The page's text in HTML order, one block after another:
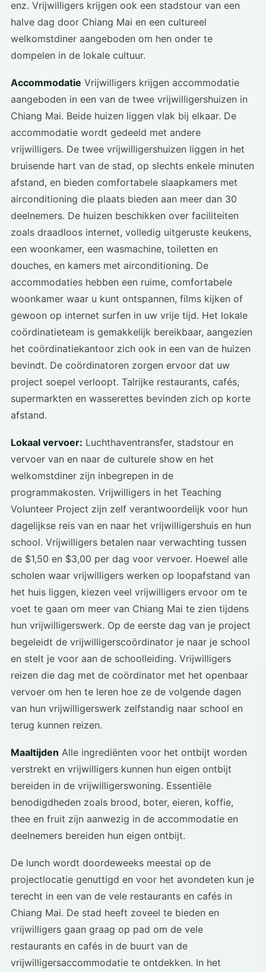
enz. Vrijwilligers krijgen ook een stadstour van een
halve dag door Chiang Mai en een cultureel
welkomstdiner aangeboden om hen onder te
dompelen in de lokale cultuur.
Accommodatie Vrijwilligers krijgen accommodatie
aangeboden in een van de twee vrijwilligershuizen in
Chiang Mai. Beide huizen liggen vlak bij elkaar. De
accommodatie wordt gedeeld met andere
vrijwilligers. De twee vrijwilligershuizen liggen in het
bruisende hart van de stad, op slechts enkele minuten
afstand, en bieden comfortabele slaapkamers met
airconditioning die plaats bieden aan meer dan 30
deelnemers. De huizen beschikken over faciliteiten
zoals draadloos internet, volledig uitgeruste keukens,
een woonkamer, een wasmachine, toiletten en
douches, en kamers met airconditioning. De
accommodaties hebben een ruime, comfortabele
woonkamer waar u kunt ontspannen, films kijken of
gewoon op internet surfen in uw vrije tijd. Het lokale
coördinatieteam is gemakkelijk bereikbaar, aangezien
het coördinatiekantoor zich ook in een van de huizen
bevindt. De coördinatoren zorgen ervoor dat uw
project soepel verloopt. Talrijke restaurants, cafés,
supermarkten en wasserettes bevinden zich op korte
afstand.
Lokaal vervoer: Luchthaventransfer, stadstour en
vervoer van en naar de culturele show en het
welkomstdiner zijn inbegrepen in de
programmakosten. Vrijwilligers in het Teaching
Volunteer Project zijn zelf verantwoordelijk voor hun
dagelijkse reis van en naar het vrijwilligershuis en hun
school. Vrijwilligers betalen naar verwachting tussen
de $1,50 en $3,00 per dag voor vervoer. Hoewel alle
scholen waar vrijwilligers werken op loopafstand van
het huis liggen, kiezen veel vrijwilligers ervoor om te
voet te gaan om meer van Chiang Mai te zien tijdens
hun vrijwilligerswerk. Op de eerste dag van je project
begeleidt de vrijwilligerscoördinator je naar je school
en stelt je voor aan de schoolleiding. Vrijwilligers
reizen die dag met de coördinator met het openbaar
vervoer om hen te leren hoe ze de volgende dagen
van hun vrijwilligerswerk zelfstandig naar school en
terug kunnen reizen.
Maaltijden Alle ingrediënten voor het ontbijt worden
verstrekt en vrijwilligers kunnen hun eigen ontbijt
bereiden in de vrijwilligerswoning. Essentiële
benodigdheden zoals brood, boter, eieren, koffie,
thee en fruit zijn aanwezig in de accommodatie en
deelnemers bereiden hun eigen ontbijt.
De lunch wordt doordeweeks meestal op de
projectlocatie genuttigd en voor het avondeten kun je
terecht in een van de vele restaurants en cafés in
Chiang Mai. De stad heeft zoveel te bieden en
vrijwilligers gaan graag op pad om de vele
restaurants en cafés in de buurt van de
vrijwilligersaccommodatie te ontdekken. In het